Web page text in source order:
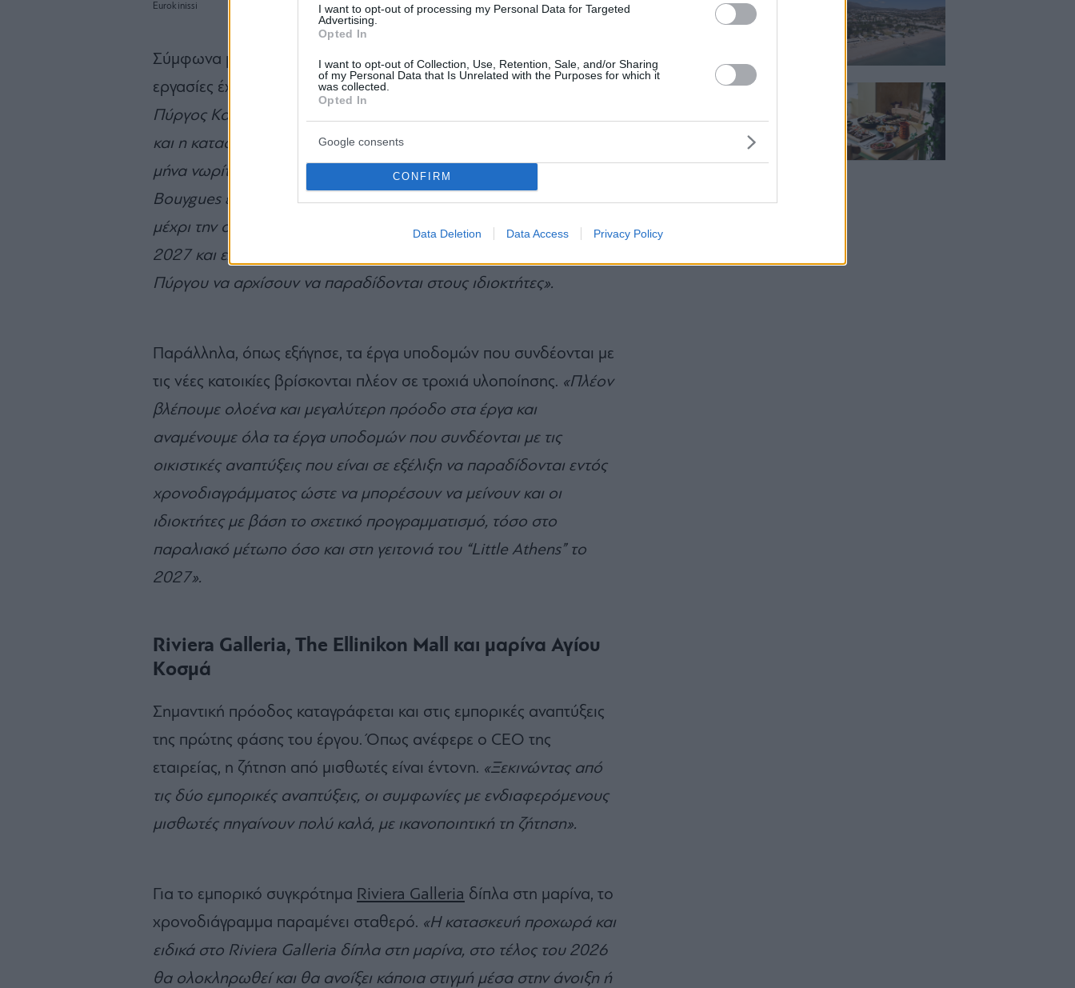
I want to opt-out of processing my Personal Data for Targeted
Advertising.
Opted In
I want to opt-out of Collection, Use, Retention, Sale, and/or Sharing
of my Personal Data that Is Unrelated with the Purposes for which it
was collected.
Opted In
Google consents
CONFIRM
Data Deletion Data Access Privacy Policy
Eurokinissi
Σύμφωνα με τον διευθύνοντα σύμβουλο της εταιρείας, οι
εργασίες έχουν επιταχυνθεί σημαντικά το τελευταίο διάστημα.
Πύργος Κατοικιών προχωρά, έχει ολοκληρωθεί ο 44ος όροφος
και η κατασκευή των 50 ορόφων θα ολοκληρωθεί το Μάιο, ένα
μήνα νωρίτερα από το αρχικό ορόσημο του Ιουνίου του 2026. Η
Bouygues επίσης έχει επιταχύνει τους ρυθμούς για τις εργασίες
μέχρι την ολοκλήρωση του έργου που προβλέπεται το Μάιο του
2027 και ελπίζουμε ότι το καλοκαίρι του 2027 οι κατοικίες του
Πύργου να αρχίσουν να παραδίδονται στους ιδιοκτήτες».
Παράλληλα, όπως εξήγησε, τα έργα υποδομών που συνδέονται με
τις νέες κατοικίες βρίσκονται πλέον σε τροχιά υλοποίησης. «Πλέον
βλέπουμε ολοένα και μεγαλύτερη πρόοδο στα έργα και
αναμένουμε όλα τα έργα υποδομών που συνδέονται με τις
οικιστικές αναπτύξεις που είναι σε εξέλιξη να παραδίδονται εντός
χρονοδιαγράμματος ώστε να μπορέσουν να μείνουν και οι
ιδιοκτήτες με βάση το σχετικό προγραμματισμό, τόσο στο
παραλιακό μέτωπο όσο και στη γειτονιά του “Little Athens” το
2027».
Riviera Galleria, The Ellinikon Mall και μαρίνα Αγίου
Κοσμά
Σημαντική πρόοδος καταγράφεται και στις εμπορικές αναπτύξεις
της πρώτης φάσης του έργου. Όπως ανέφερε ο CEO της
εταιρείας, η ζήτηση από μισθωτές είναι έντονη. «Ξεκινώντας από
τις δύο εμπορικές αναπτύξεις, οι συμφωνίες με ενδιαφερόμενους
μισθωτές πηγαίνουν πολύ καλά, με ικανοποιητική τη ζήτηση».
Για το εμπορικό συγκρότημα Riviera Galleria δίπλα στη μαρίνα, το
χρονοδιάγραμμα παραμένει σταθερό. «Η κατασκευή προχωρά και
ειδικά στο Riviera Galleria δίπλα στη μαρίνα, στο τέλος του 2026
θα ολοκληρωθεί και θα ανοίξει κάποια στιγμή μέσα στην άνοιξη ή
Ξεμπλοκάρει η επένδυση
των 15 εκατ. – Η νέα εποχή